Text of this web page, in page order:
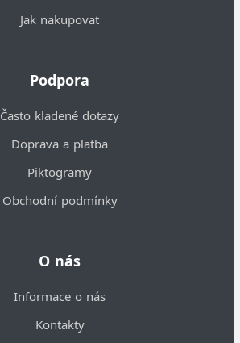
Jak nakupovat
Podpora
Často kladené dotazy
Doprava a platba
Piktogramy
Obchodní podmínky
O nás
Informace o nás
Kontakty